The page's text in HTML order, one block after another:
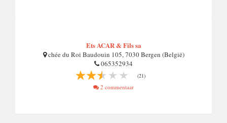
Ets ACAR & Fils sa
chée du Roi Baudouin 105, 7030 Bergen (België)
065352934
(21)
2 commentaar